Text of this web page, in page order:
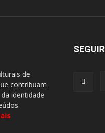
de
contribuam
identidade
SEGUIR